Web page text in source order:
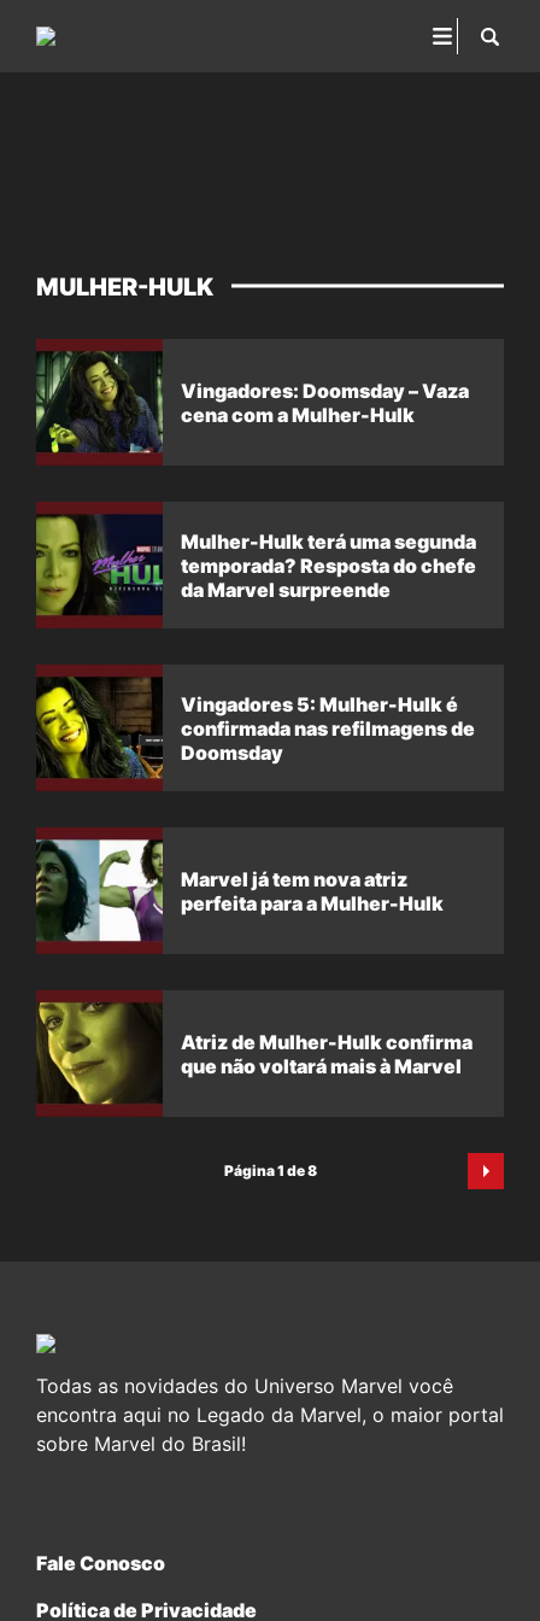
MULHER-HULK
Vingadores: Doomsday – Vaza
cena com a Mulher-Hulk
Mulher-Hulk terá uma segunda
temporada? Resposta do chefe
da Marvel surpreende
Vingadores 5: Mulher-Hulk é
confirmada nas refilmagens de
Doomsday
Marvel já tem nova atriz
perfeita para a Mulher-Hulk
Atriz de Mulher-Hulk confirma
que não voltará mais à Marvel
Página 1 de 8
Todas as novidades do Universo Marvel você
encontra aqui no Legado da Marvel, o maior portal
sobre Marvel do Brasil!
Fale Conosco
Política de Privacidade